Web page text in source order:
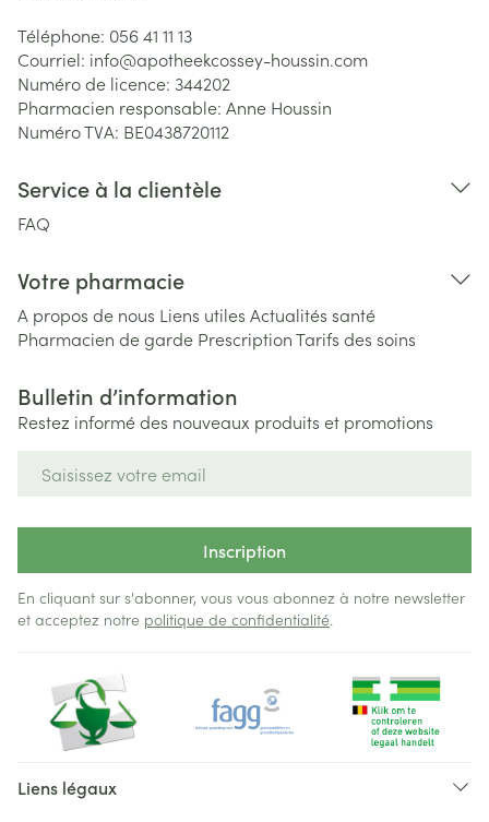
Téléphone: 056 41 11 13
Courriel: info@apotheekcossey-houssin.com
Numéro de licence: 344202
Pharmacien responsable: Anne Houssin
Numéro TVA: BE0438720112
Service à la clientèle
FAQ
Votre pharmacie
A propos de nous Liens utiles Actualités santé
Pharmacien de garde PrescriptionTarifs des soins
Bulletin d’information
Restez informé des nouveaux produits et promotions
Inscription
En cliquant sur s'abonner, vous vous abonnez à notre newsletter
et acceptez notre politique de confidentialité.
Liens légaux